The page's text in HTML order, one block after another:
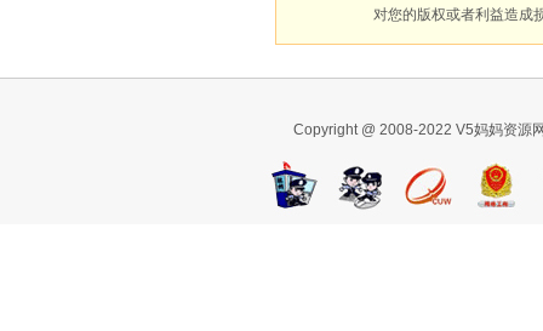
对您的版权或者利益造成
Copyright @ 2008-2022 V5妈妈资源